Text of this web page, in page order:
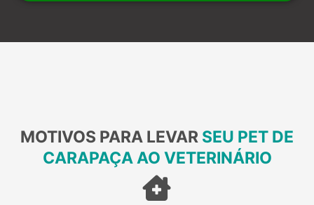
MOTIVOS PARA LEVAR SEU PET DE
CARAPAÇA AO VETERINÁRIO